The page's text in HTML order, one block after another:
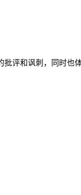
评和讽刺，同时